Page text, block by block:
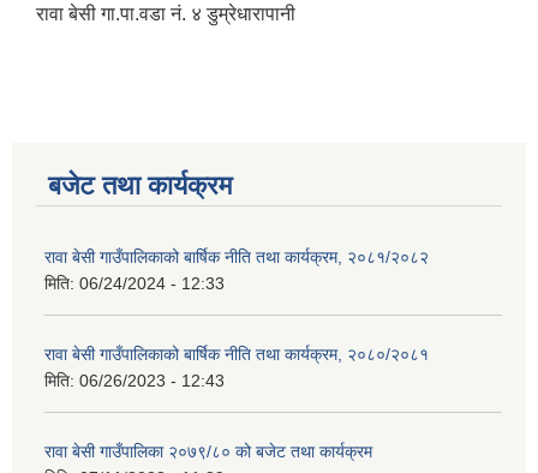
रावा बेसी गा.पा.वडा नं. ४ डुम्रेधारापानी
बजेट तथा कार्यक्रम
रावा बेसी गाउँपालिकाको बार्षिक नीति तथा कार्यक्रम, २०८१/२०८२
मिति: 06/24/2024 - 12:33
रावा बेसी गाउँपालिकाको बार्षिक नीति तथा कार्यक्रम, २०८०/२०८१
मिति: 06/26/2023 - 12:43
रावा बेसी गाउँपालिका २०७९/८० को बजेट तथा कार्यक्रम